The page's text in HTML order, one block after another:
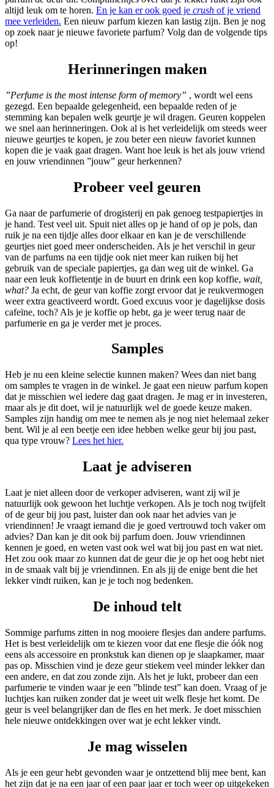
altijd leuk om te horen. En je kan er ook goed je crush of je vriend
mee verleiden. Een nieuw parfum kiezen kan lastig zijn. Ben je nog
op zoek naar je nieuwe favoriete parfum? Volg dan de volgende tips
op!
Herinneringen maken
”Perfume is the most intense form of memory” , wordt wel eens
gezegd. Een bepaalde gelegenheid, een bepaalde reden of je
stemming kan bepalen welk geurtje je wil dragen. Geuren koppelen
we snel aan herinneringen. Ook al is het verleidelijk om steeds weer
nieuwe geurtjes te kopen, je zou beter een nieuw favoriet kunnen
kopen die je vaak gaat dragen. Want hoe leuk is het als jouw vriend
en jouw vriendinnen ”jouw” geur herkennen?
Probeer veel geuren
Ga naar de parfumerie of drogisterij en pak genoeg testpapiertjes in
je hand. Test veel uit. Spuit niet alles op je hand of op je pols, dan
ruik je na een tijdje alles door elkaar en kan je de verschillende
geurtjes niet goed meer onderscheiden. Als je het verschil in geur
van de parfums na een tijdje ook niet meer kan ruiken bij het
gebruik van de speciale papiertjes, ga dan weg uit de winkel. Ga
naar een leuk koffietentje in de buurt en drink een kop koffie, wait,
what? Ja echt, de geur van koffie zorgt ervoor dat je reukvermogen
weer extra geactiveerd wordt. Goed excuus voor je dagelijkse dosis
cafeïne, toch? Als je je koffie op hebt, ga je weer terug naar de
parfumerie en ga je verder met je proces.
Samples
Heb je nu een kleine selectie kunnen maken? Wees dan niet bang
om samples te vragen in de winkel. Je gaat een nieuw parfum kopen
dat je misschien wel iedere dag gaat dragen. Je mag er in investeren,
maar als je dit doet, wil je natuurlijk wel de goede keuze maken.
Samples zijn handig om mee te nemen als je nog niet helemaal zeker
bent. Wil je al een beetje een idee hebben welke geur bij jou past,
qua type vrouw? Lees het hier.
Laat je adviseren
Laat je niet alleen door de verkoper adviseren, want zij wil je
natuurlijk ook gewoon het luchtje verkopen. Als je toch nog twijfelt
of de geur bij jou past, luister dan ook naar het advies van je
vriendinnen! Je vraagt iemand die je goed vertrouwd toch vaker om
advies? Dan kan je dit ook bij parfum doen. Jouw vriendinnen
kennen je goed, en weten vast ook wel wat bij jou past en wat niet.
Het zou ook maar zo kunnen dat de geur die je op het oog hebt niet
in de smaak valt bij je vriendinnen. En als jij de enige bent die het
lekker vindt ruiken, kan je je toch nog bedenken.
De inhoud telt
Sommige parfums zitten in nog mooiere flesjes dan andere parfums.
Het is best verleidelijk om te kiezen voor dat ene flesje die óók nog
eens als accessoire en pronkstuk kan dienen op je slaapkamer, maar
pas op. Misschien vind je deze geur stiekem veel minder lekker dan
een andere, en dat zou zonde zijn. Als het je lukt, probeer dan een
parfumerie te vinden waar je een ”blinde test” kan doen. Vraag of je
luchtjes kan ruiken zonder dat je weet uit welk flesje het komt. De
geur is veel belangrijker dan de fles en het merk. Je doet misschien
hele nieuwe ontdekkingen over wat je echt lekker vindt.
Je mag wisselen
Als je een geur hebt gevonden waar je ontzettend blij mee bent, kan
het zijn dat je na een jaar of een paar jaar er toch weer op uitgekeken